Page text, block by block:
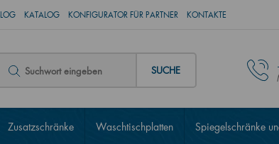
KATALOG KONFIGURATOR FÜR PARTNER KONTAKTE
SUCHE
Zusatzschränke Waschtischplatten Spiegelschränke